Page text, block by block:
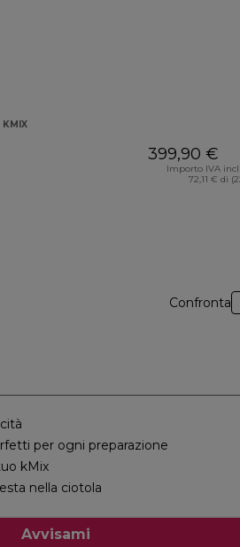
KMIX
399,90 €
Importo IVA
72,11 € di
Confronta
per ogni preparazione
kMix
nella ciotola
Avvisami